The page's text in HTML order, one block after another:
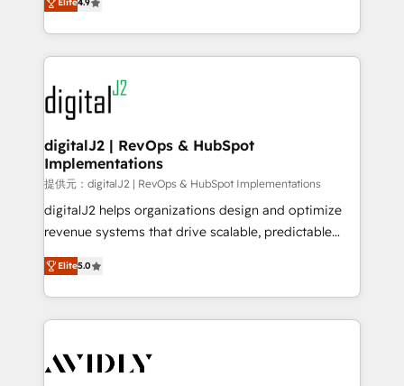
AI, & maximize AEO with tailored AI services. 🧩
Integrations: Extend HubSpot with custom
marketing automation, Growth, Revops, CRM et
webdesign. Markentive is both a consulting firm, a
digital agency and an integrator. With over 115
experts in marketing automation, growth, revops,
CRM and webdesign (We focus on EMEA - USA
customers).
digitalJ2 | RevOps & HubSpot
Implementations
提供元：digitalJ2 | RevOps & HubSpot Implementations
digitalJ2 helps organizations design and optimize
revenue systems that drive scalable, predictable
growth. As a triple-accredited HubSpot Solutions
Partner, we specialize in both strategic RevOps
planning and hands-on technical execution - building
the operational foundation companies need to
Healthcare - Financial Services - Managed IT (MSP) -
Elite5.0